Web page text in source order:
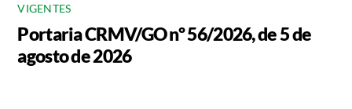
VIGENTES
Portaria CRMV/GO nº 56/2026, de 5 de
agosto de 2026